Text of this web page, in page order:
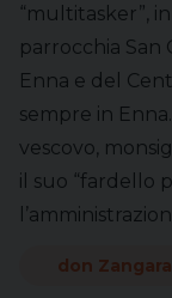
“multitasker”,
parrocchia San
Enna e del
sempre in
vescovo,
il suo “fardello
don Zangara